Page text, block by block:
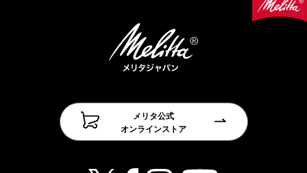
メリタ公式
オンラインストア